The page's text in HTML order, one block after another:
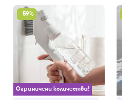
Ограничени количества!
-59%